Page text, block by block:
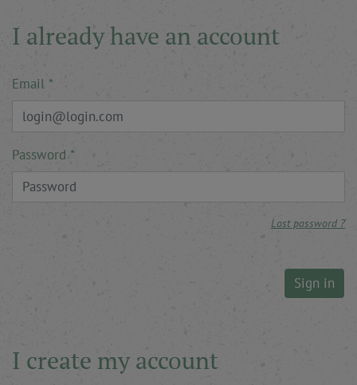
I already have an account
Email
Password
Lost password ?
Sign in
I create my account